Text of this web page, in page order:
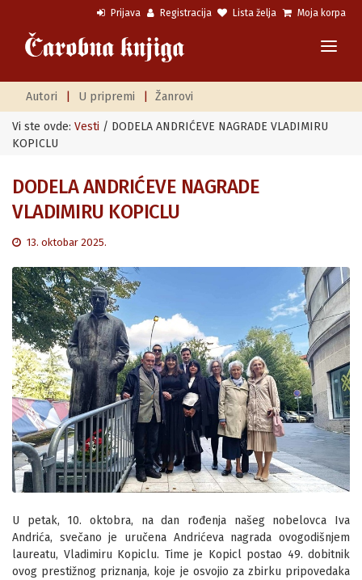
Prijava Registracija Lista želja Moja korpa
Autori U pripremi Žanrovi
Vi ste ovde: Vesti / DODELA ANDRIĆEVE NAGRADE VLADIMIRU
KOPICLU
DODELA ANDRIĆEVE NAGRADE
VLADIMIRU KOPICLU
13. oktobar 2025.
U petak, 10. oktobra, na dan rođenja našeg nobelovca Iva
Andrića, svečano je uručena Andrićeva nagrada ovogodišnjem
laureatu, Vladimiru Kopiclu. Time je Kopicl postao 49. dobitnik
ovog prestižnog priznanja, koje je osvojio za zbirku pripovedaka